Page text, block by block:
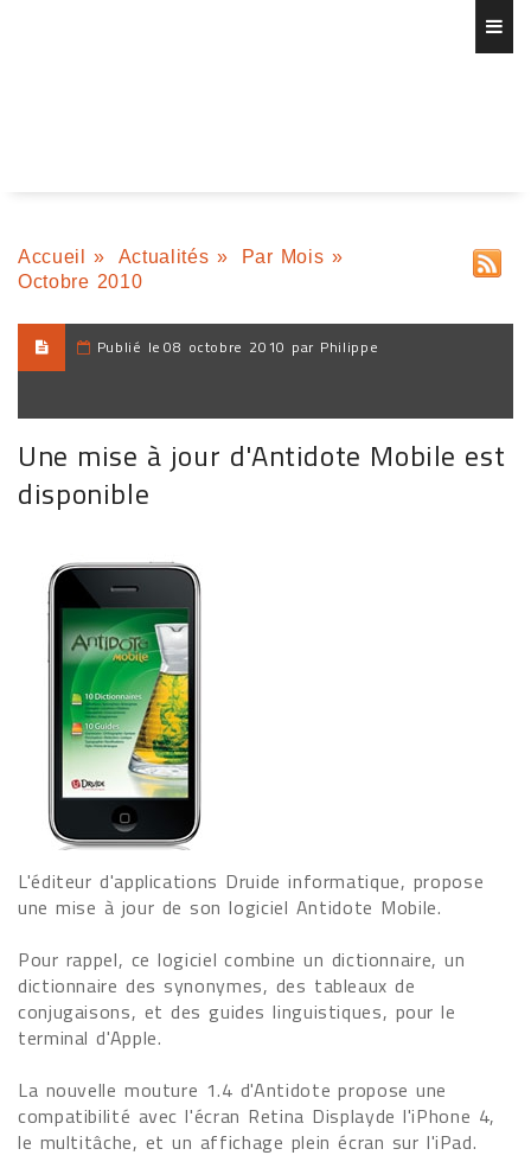
Accueil » Actualités » Par Mois »
Octobre 2010
Publié le 08 octobre 2010 par Philippe
Une mise à jour d'Antidote Mobile est
disponible
L'éditeur d'applications Druide informatique, propose
une mise à jour de son logiciel Antidote Mobile.
Pour rappel, ce logiciel combine un dictionnaire, un
dictionnaire des synonymes, des tableaux de
conjugaisons, et des guides linguistiques, pour le
terminal d'Apple.
La nouvelle mouture 1.4 d'Antidote propose une
compatibilité avec l'écran Retina Displayde l'iPhone 4,
le multitâche, et un affichage plein écran sur l'iPad.